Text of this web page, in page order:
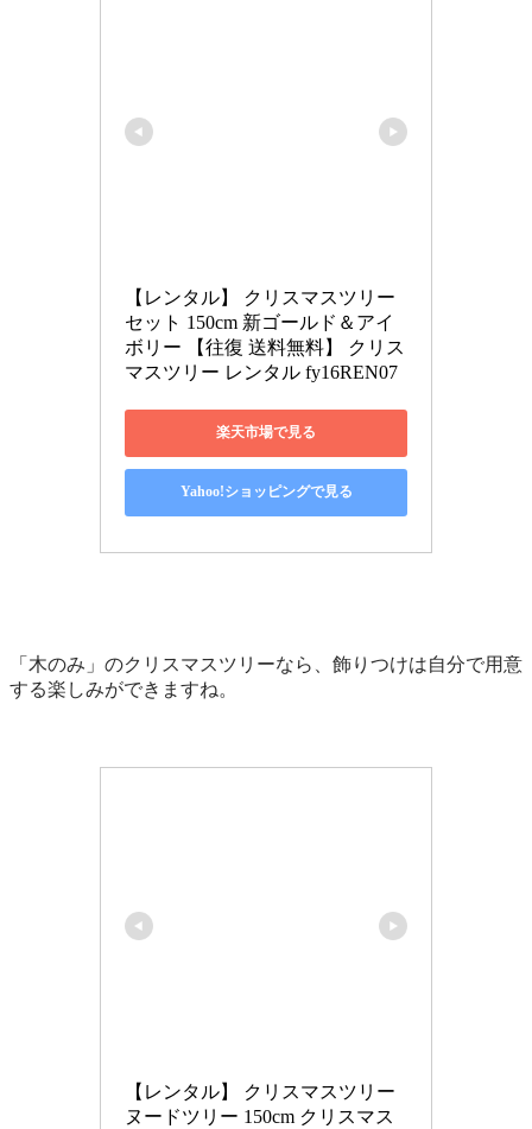
【レンタル】 クリスマスツリー
セット 150cm 新ゴールド＆アイ
ボリー 【往復 送料無料】 クリス
マスツリー レンタル fy16REN07
楽天市場で見る
Yahoo!ショッピングで見る
「木のみ」のクリスマスツリーなら、飾りつけは自分で用意
する楽しみができますね。
【レンタル】 クリスマスツリー
ヌードツリー 150cm クリスマス